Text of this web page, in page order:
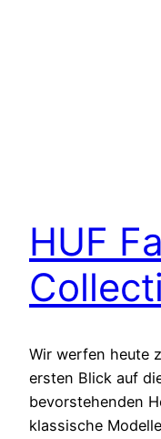
HUF
Wir werfen heute
ersten Blick auf
bevorstehenden
klassische